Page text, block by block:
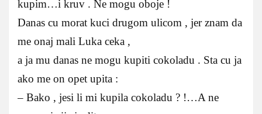
kupim…i kruv . Ne mogu oboje !
Danas cu morat kuci drugom ulicom , jer znam da
me onaj mali Luka ceka ,
a ja mu danas ne mogu kupiti cokoladu . Sta cu ja
ako me on opet upita :
– Bako , jesi li mi kupila cokoladu ? !…A ne